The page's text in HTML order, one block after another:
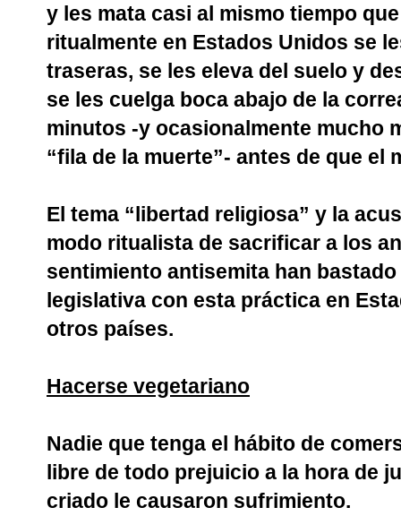
y les mata casi al mismo tiempo
ritualmente en Estados Unidos se
traseras, se les eleva del suelo y
se les cuelga boca abajo de la
minutos -y ocasionalmente mucho
“fila de la muerte”- antes de que el
El tema “libertad religiosa” y la
modo ritualista de sacrificar a los
sentimiento antisemita han
legislativa con esta práctica en
otros países.
Hacerse vegetariano
Nadie que tenga el hábito de
libre de todo prejuicio a la hora de
criado le causaron sufrimiento.